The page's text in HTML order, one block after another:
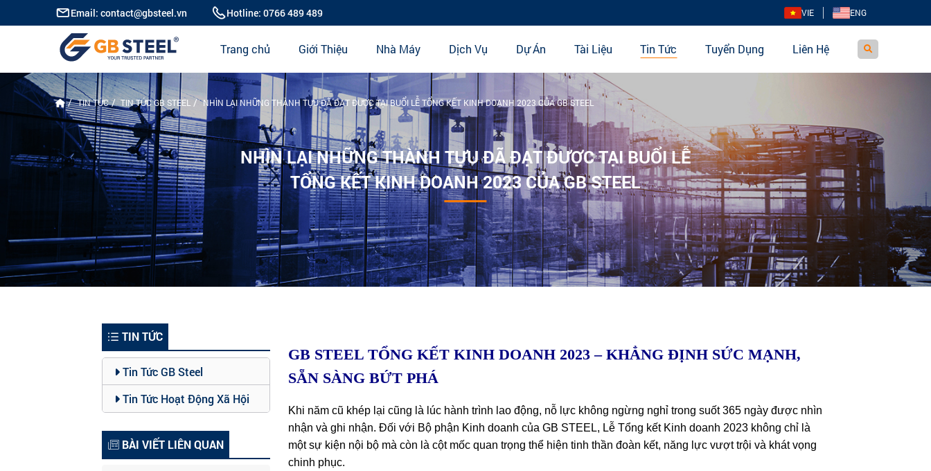
Email: contact@gbsteel.vn Hotline: 0766 489 489 VIE ENG
Trang chủ Giới Thiệu Nhà Máy Dịch Vụ Dự Án Tài Liệu Tin Tức Tuyển Dụng Liên Hệ
TIN TỨC TIN TỨC GB STEEL NHÌN LẠI NHỮNG THÀNH TỰU ĐÃ ĐẠT ĐƯỢC TẠI BUỔI LỄ TỔNG KẾT KINH DOANH 2023 CỦA GB STEEL
NHÌN LẠI NHỮNG THÀNH TỰU ĐÃ ĐẠT ĐƯỢC TẠI BUỔI LỄ
TỔNG KẾT KINH DOANH 2023 CỦA GB STEEL
TIN TỨC
Tin Tức GB Steel
Tin Tức Hoạt Động Xã Hội
BÀI VIẾT LIÊN QUAN
GB STEEL TỔNG KẾT KINH DOANH 2023 – KHẲNG ĐỊNH SỨC MẠNH,
SẴN SÀNG BỨT PHÁ
Khi năm cũ khép lại cũng là lúc hành trình lao động, nỗ lực không ngừng nghỉ trong suốt 365 ngày được nhìn
nhận và ghi nhận. Đối với Bộ phận Kinh doanh của GB STEEL, Lễ Tổng kết Kinh doanh 2023 không chỉ là
một sự kiện nội bộ mà còn là cột mốc quan trọng thể hiện tinh thần đoàn kết, năng lực vượt trội và khát vọng
chinh phục.